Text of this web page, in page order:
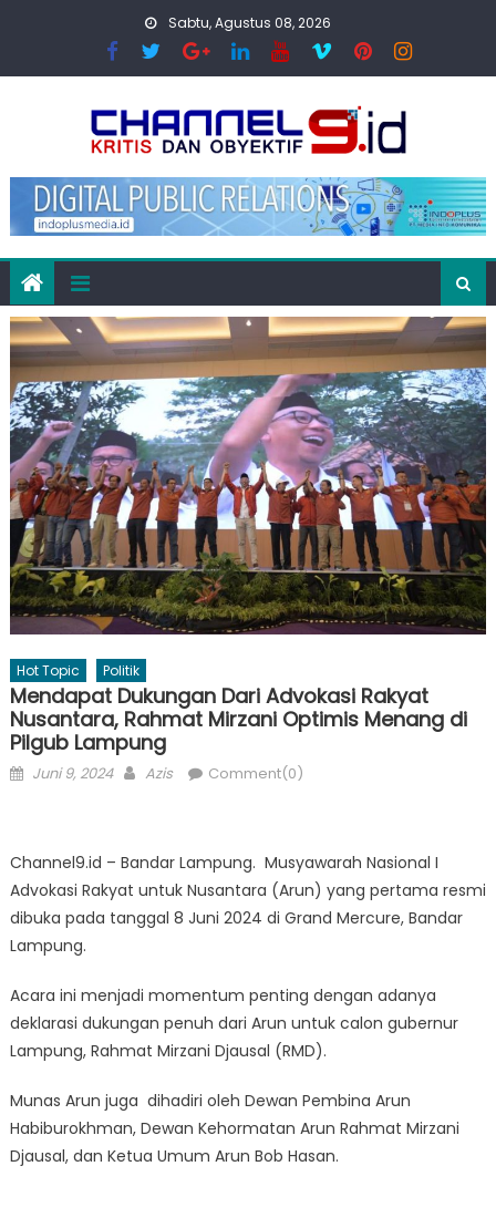
Sabtu, Agustus 08, 2026
Hot Topic Politik
Mendapat Dukungan Dari Advokasi Rakyat
Nusantara, Rahmat Mirzani Optimis Menang di
Pilgub Lampung
Posted
Juni 9, 2024 Author
Azis Comment(0)
Channel9.id – Bandar Lampung. Musyawarah Nasional I
Advokasi Rakyat untuk Nusantara (Arun) yang pertama resmi
dibuka pada tanggal 8 Juni 2024 di Grand Mercure, Bandar
Lampung.
Acara ini menjadi momentum penting dengan adanya
deklarasi dukungan penuh dari Arun untuk calon gubernur
Lampung, Rahmat Mirzani Djausal (RMD).
Munas Arun juga dihadiri oleh Dewan Pembina Arun
Habiburokhman, Dewan Kehormatan Arun Rahmat Mirzani
Djausal, dan Ketua Umum Arun Bob Hasan.